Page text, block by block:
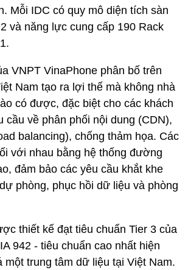
Mỗi IDC có quy mô diện tích sàn
và năng lực cung cấp 190 Rack
VNPT VinaPhone phân bố trên
Nam tạo ra lợi thế mà không nhà
có được, đặc biệt cho các khách
cầu về phân phối nội dung (CDN),
balancing), chống thảm họa. Các
với nhau bằng hệ thống đường
đảm bảo các yêu cầu khắt khe
phòng, phục hồi dữ liệu và phòng
thiết kế đạt tiêu chuẩn Tier 3 của
942 - tiêu chuẩn cao nhất hiện
một trung tâm dữ liệu tại Việt Nam.